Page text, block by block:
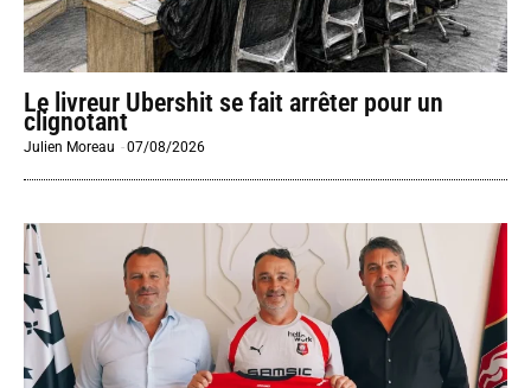
Le livreur Ubershit se fait arrêter pour un
clignotant
Julien Moreau -07/08/2026